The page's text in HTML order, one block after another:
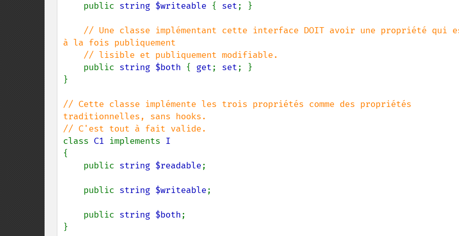
public string $writeable { set; }
// Une classe implémentant cette interface DOIT avoir une propriété qui
à la fois publiquement
public string $both { get; set; }
}
// Cette classe implémente les trois propriétés comme des propriétés
traditionnelles, sans hooks.
class C1 implements
{
    public
string $readable;
    public
string $writeable;
    public
string $both;
}